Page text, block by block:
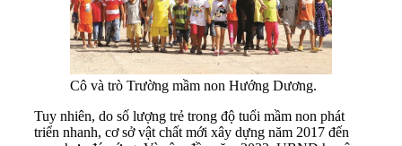
Cô và trò Trường mầm non Hướng Dương.
Tuy nhiên, do số lượng trẻ trong độ tuổi mầm non phát
triển nhanh, cơ sở vật chất mới xây dựng năm 2017 đến